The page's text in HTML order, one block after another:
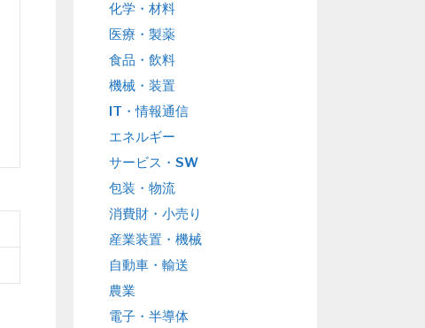
化学・材料
医療・製薬
食品・飲料
機械・装置
IT・情報通信
エネルギー
サービス・SW
包装・物流
消費財・小売り
産業装置・機械
自動車・輸送
農業
電子・半導体